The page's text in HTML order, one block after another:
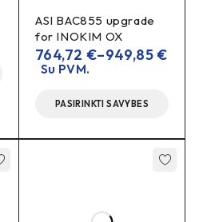
ASI BAC855 upgrade
for INOKIM OX
764,72 €–949,85€
Su PVM.
PASIRINKTI SAVYBES